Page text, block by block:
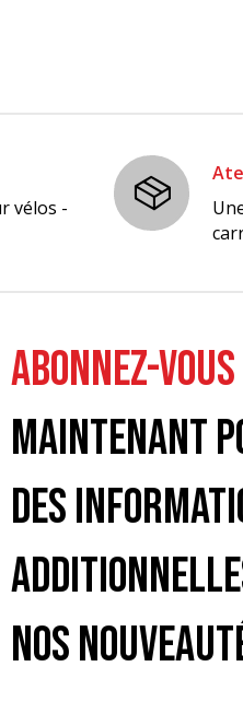
vélos -
ABONNEZ-
MAINTENANT
DES
NOS